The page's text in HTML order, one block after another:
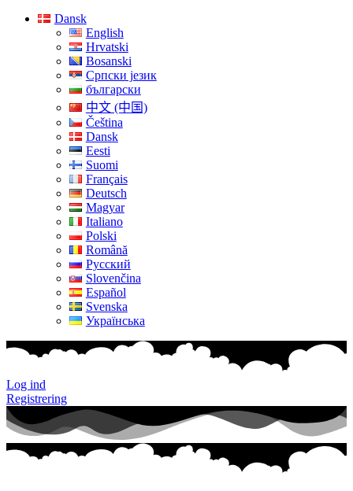
Dansk
English
Hrvatski
Bosanski
Српски језик
български
中文 (中国)
Čeština
Dansk
Eesti
Suomi
Français
Deutsch
Magyar
Italiano
Polski
Română
Русский
Slovenčina
Español
Svenska
Українська
Log ind
Registrering